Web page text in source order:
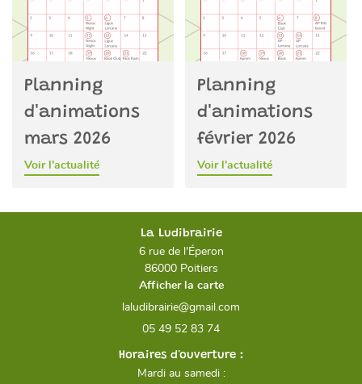
Planning
d'animations
mars 2026
Voir l'actualité
Planning
d'animations
février 2026
Voir l'actualité
La Ludibrairie
6 rue de l'Éperon
86000 Poitiers
Afficher la carte
05 49 52 83 74
Horaires d'ouverture :
Mardi au samedi :